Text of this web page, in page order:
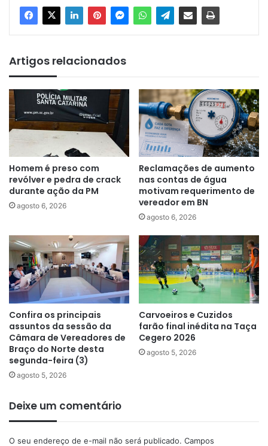
Artigos relacionados
Homem é preso com
revólver e pedra de crack
durante ação da PM
agosto 6, 2026
Reclamações de aumento
nas contas de água
motivam requerimento de
vereador em BN
agosto 6, 2026
Confira os principais
assuntos da sessão da
Câmara de Vereadores de
Braço do Norte desta
segunda-feira (3)
agosto 5, 2026
Carvoeiros e Cuzidos
farão final inédita na Taça
Cegero 2026
agosto 5, 2026
Deixe um comentário
O seu endereço de e-mail não será publicado. Campos